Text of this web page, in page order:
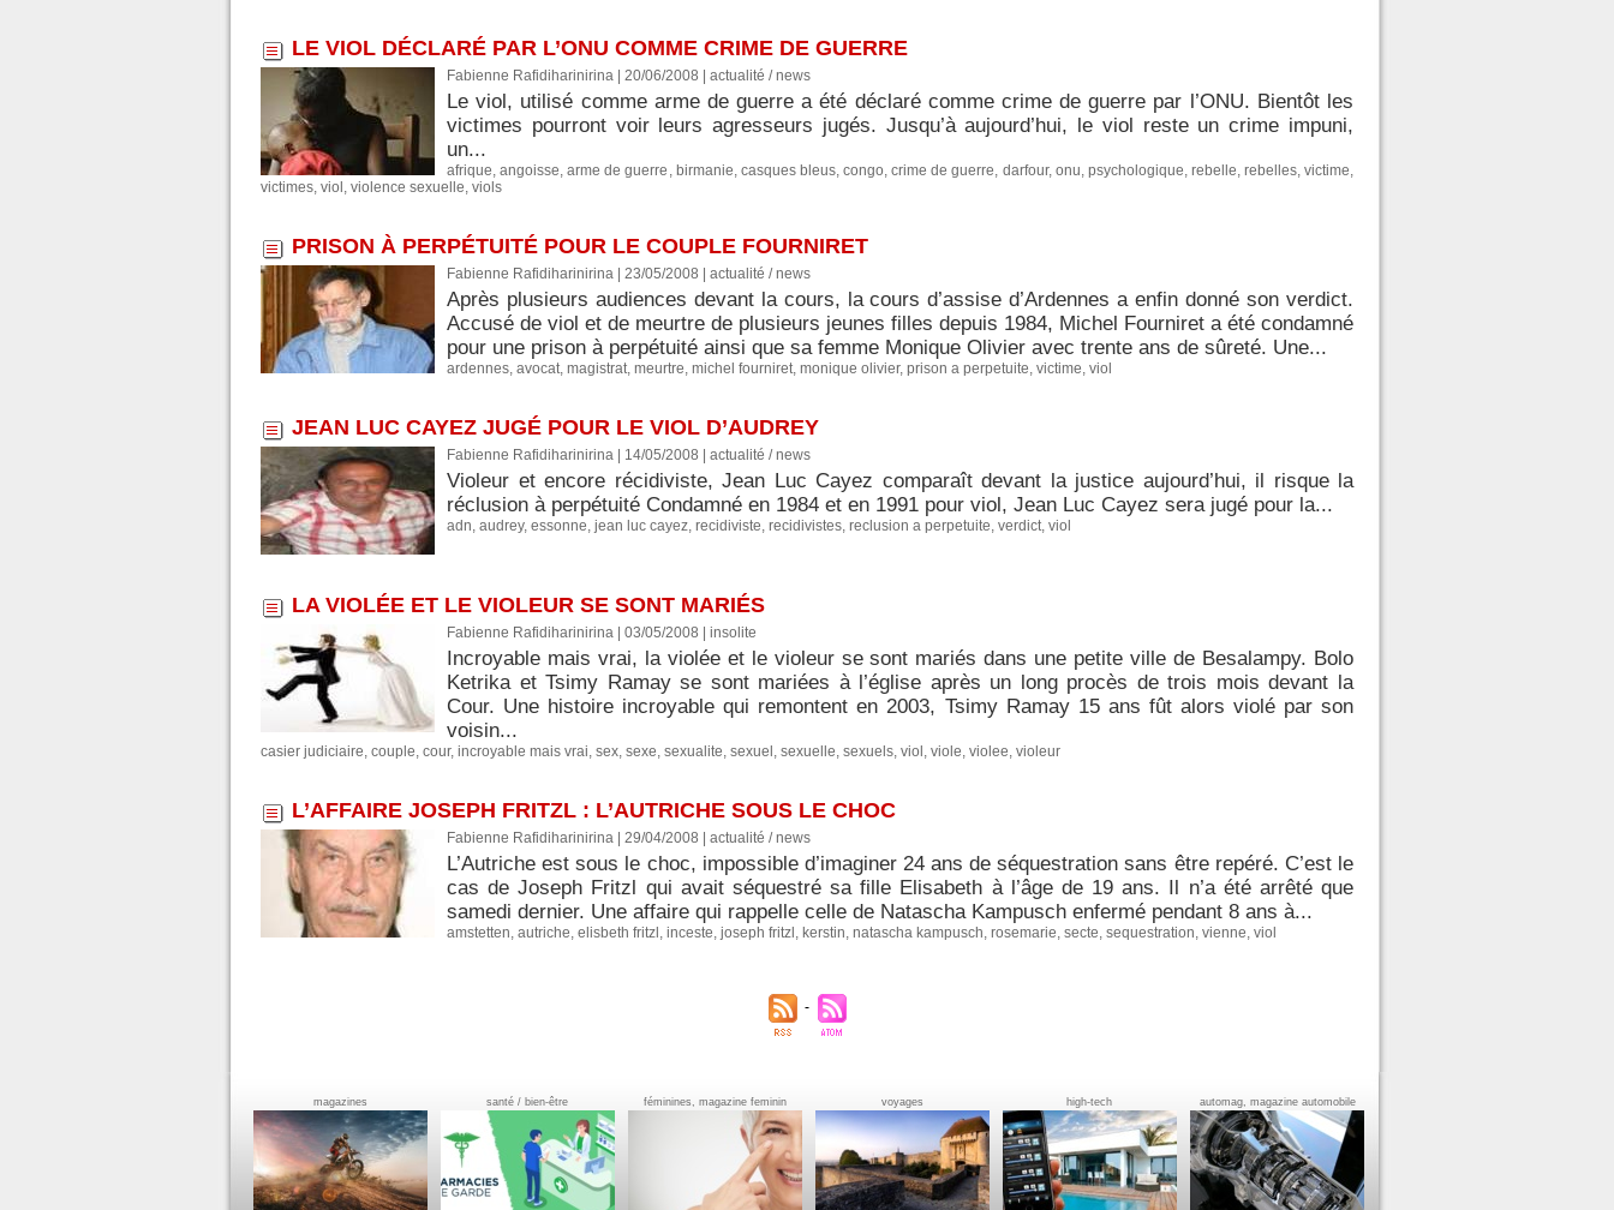
LE VIOL DÉCLARÉ PAR L’ONU COMME CRIME DE GUERRE
Fabienne Rafidiharinirina | 20/06/2008 actualité / news
Le viol, utilisé comme arme de guerre a été déclaré comme crime de guerre par l’ONU. Bientôt les
victimes pourront voir leurs agresseurs jugés. Jusqu’à aujourd’hui, le viol reste un crime impuni,
un...
afrique,angoisse,arme de guerre , birmanie, casques bleus, congo,crime de guerre, darfour, onu, psychologique, rebelle, rebelles,victime,
victimes, viol , violence sexuelle, viols
PRISON À PERPÉTUITÉ POUR LE COUPLE FOURNIRET
Fabienne Rafidiharinirina | 23/05/2008 actualité / news
Après plusieurs audiences devant la cours, la cours d’assise d’Ardennes a enfin donné son verdict.
Accusé de viol et de meurtre de plusieurs jeunes filles depuis 1984, Michel Fourniret a été condamné
pour une prison à perpétuité ainsi que sa femme Monique Olivier avec trente ans de sûreté. Une...
ardennes, avocat, magistrat, meurtre, michel fourniret, monique olivier, prison a perpetuite, victime, viol
JEAN LUC CAYEZ JUGÉ POUR LE VIOL D’AUDREY
Fabienne Rafidiharinirina | 14/05/2008 actualité / news
Violeur et encore récidiviste, Jean Luc Cayez comparaît devant la justice aujourd’hui, il risque la
réclusion à perpétuité Condamné en 1984 et en 1991 pour viol, Jean Luc Cayez sera jugé pour la...
adn, audrey, essonne, jean luc cayez, recidiviste, recidivistes, reclusion a perpetuite, verdict, viol
LA VIOLÉE ET LE VIOLEUR SE SONT MARIÉS
Fabienne Rafidiharinirina | 03/05/2008 insolite
Incroyable mais vrai, la violée et le violeur se sont mariés dans une petite ville de Besalampy. Bolo
Ketrika et Tsimy Ramay se sont mariées à l’église après un long procès de trois mois devant la
Cour. Une histoire incroyable qui remontent en 2003, Tsimy Ramay 15 ans fût alors violé par son
voisin...
casier judiciaire, couple, cour, incroyable mais vrai, sex, sexe, sexualite, sexuel , sexuelle, sexuels, viol , viole, violee, violeur
L’AFFAIRE JOSEPH FRITZL : L’AUTRICHE SOUS LE CHOC
Fabienne Rafidiharinirina | 29/04/2008 actualité / news
L’Autriche est sous le choc, impossible d’imaginer 24 ans de séquestration sans être repéré. C’est le
cas de Joseph Fritzl qui avait séquestré sa fille Elisabeth à l’âge de 19 ans. Il n’a été arrêté que
samedi dernier. Une affaire qui rappelle celle de Natascha Kampusch enfermé pendant 8 ans à...
amstetten, autriche, elisbeth fritzl , inceste, joseph fritzl , kerstin, natascha kampusch, rosemarie, secte, sequestration, vienne, viol
magazines santé / bien-être féminines, magazine feminin voyages high-tech automag, magazine automobile